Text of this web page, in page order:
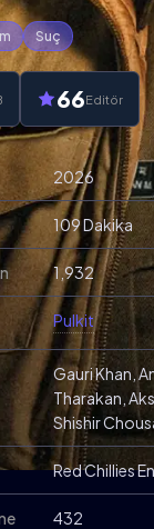
Suç
66Editör
2026
109 Dakika
1,932
Pulkit
Gauri Khan,
Tharakan,
Shishir
Red Chillies
432